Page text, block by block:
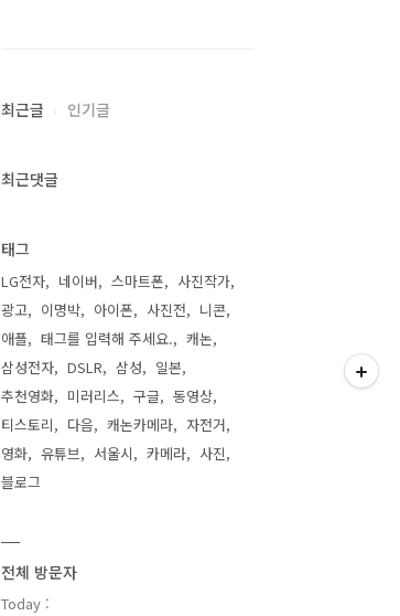
최근글 인기글
최근댓글
태그
LG전자 네이버 스마트폰
사진작가
광고
이명박 아이폰 사진전
니콘
애플
태그를 입력해 주세요.
캐논
삼성전자
DSLR 삼성
일본
추천영화
미러리스 구글
동영상
티스토리
다음 캐논카메라
자전거
영화
유튜브 서울시 카메라
사진
블로그
전체 방문자
Today :